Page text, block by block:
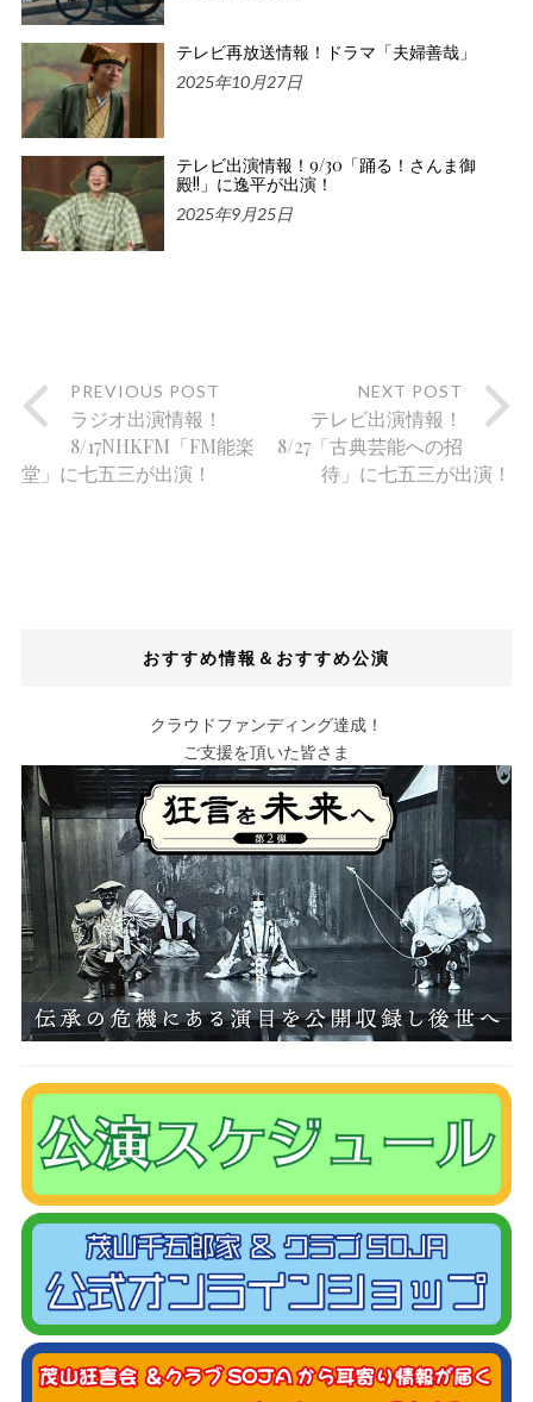
テレビ再放送情報！ドラマ「夫婦善哉」
2025年10月27日
テレビ出演情報！9/30「踊る！さんま御
殿!!」に逸平が出演！
2025年9月25日
PREVIOUS POST
ラジオ出演情報！
8/17NHKFM「FM能楽
堂」に七五三が出演！
NEXT POST
テレビ出演情報！
8/27「古典芸能への招
待」に七五三が出演！
おすすめ情報＆おすすめ公演
クラウドファンディング達成！
ご支援を頂いた皆さま